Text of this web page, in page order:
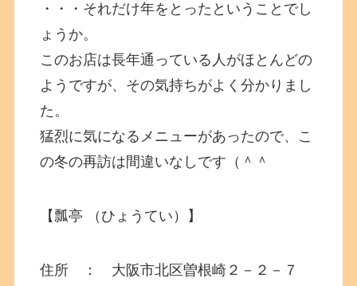
・・・それだけ年をとったということでし
ょうか。
このお店は長年通っている人がほとんどの
ようですが、その気持ちがよく分かりまし
た。
猛烈に気になるメニューがあったので、こ
の冬の再訪は間違いなしです（＾＾
【瓢亭 （ひょうてい）】
住所 ： 大阪市北区曽根崎２－２－７